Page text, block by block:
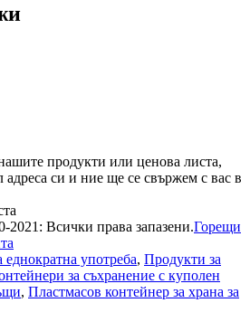
продукти или ценова листа,
адреса си и ние ще се свържем с вас в
2021: Всички права запазени.Горещи
еднократна употреба, Продукти за
за съхранение с куполен
, Пластмасов контейнер за храна за